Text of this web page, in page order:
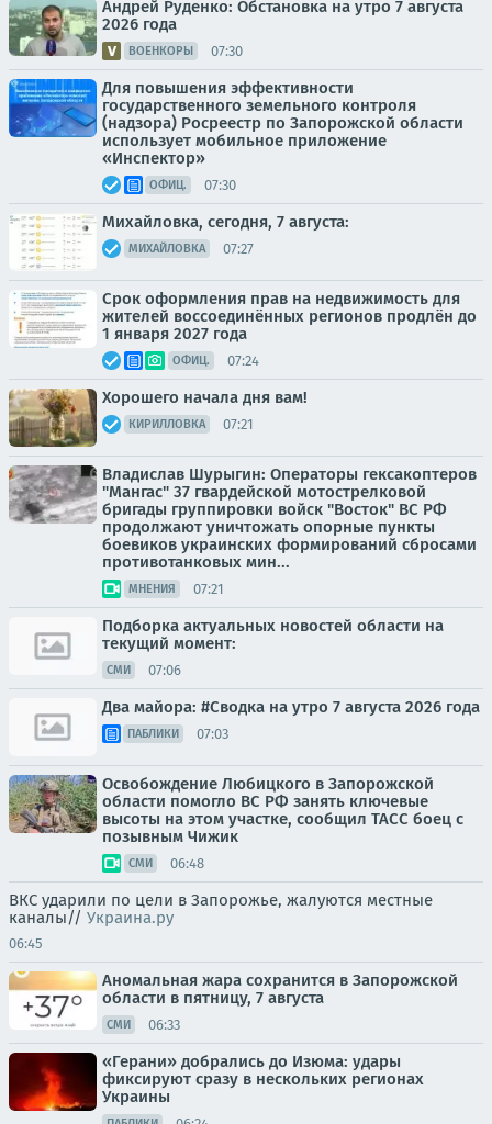
Андрей Руденко: Обстановка на утро 7 августа
2026 года
ВОЕНКОРЫ 07:30
Для повышения эффективности
государственного земельного контроля
(надзора) Росреестр по Запорожской области
использует мобильное приложение
«Инспектор»
ОФИЦ. 07:30
Михайловка, сегодня, 7 августа:
МИХАЙЛОВКА 07:27
Срок оформления прав на недвижимость для
жителей воссоединённых регионов продлён до
1 января 2027 года
ОФИЦ. 07:24
Хорошего начала дня вам!
КИРИЛЛОВКА 07:21
Владислав Шурыгин: Операторы гексакоптеров
"Мангас" 37 гвардейской мотострелковой
бригады группировки войск "Восток" ВС РФ
продолжают уничтожать опорные пункты
боевиков украинских формирований сбросами
противотанковых мин...
МНЕНИЯ 07:21
Подборка актуальных новостей области на
текущий момент:
СМИ 07:06
Два майора: #Сводка на утро 7 августа 2026 года
ПАБЛИКИ 07:03
Освобождение Любицкого в Запорожской
области помогло ВС РФ занять ключевые
высоты на этом участке, сообщил ТАСС боец с
позывным Чижик
СМИ 06:48
ВКС ударили по цели в Запорожье, жалуются местные
каналы// Украина.ру
06:45
Аномальная жара сохранится в Запорожской
области в пятницу, 7 августа
СМИ 06:33
«Герани» добрались до Изюма: удары
фиксируют сразу в нескольких регионах
Украины